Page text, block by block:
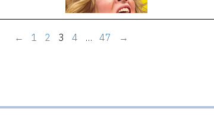
← 1 2 3 4 … 47 →